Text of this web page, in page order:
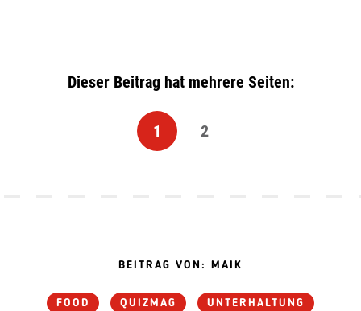
Dieser Beitrag hat mehrere Seiten:
1 2
BEITRAG VON: MAIK
FOOD QUIZMAG UNTERHALTUNG